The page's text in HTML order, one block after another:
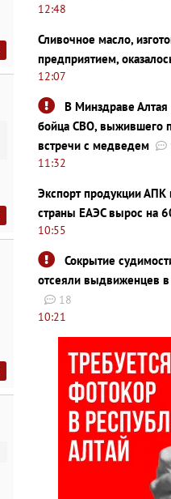
12:48
Сливочное масло,
предприятием,
12:07
В Минздраве Алтая
бойца СВО, выжившего
встречи с медведем
11:32
Экспорт продукции АПК
страны ЕАЭС вырос на
10:55
Сокрытие
отсеяли выдвиженцев в
18
10:21